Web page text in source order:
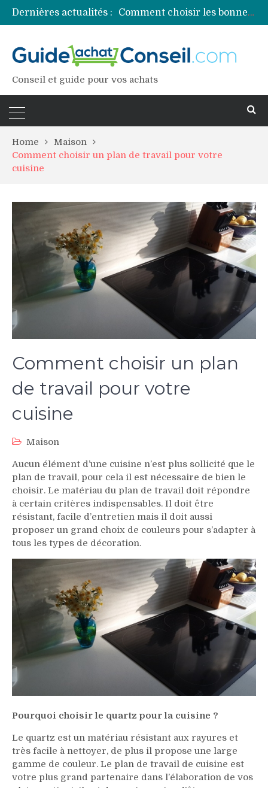
Dernières actualités :
Comment choisir les bonnes couleurs pour un projet tie and dye ?
Comment préparer sa piscine pour une période prolongée d’inutilisation ?
Conseil et guide pour vos achats
Home
Maison
Comment choisir un plan de travail pour votre
cuisine
Comment choisir un plan
de travail pour votre
cuisine
Maison
Aucun élément d’une cuisine n’est plus sollicité que le
plan de travail, pour cela il est nécessaire de bien le
choisir. Le matériau du plan de travail doit répondre
à certain critères indispensables. Il doit être
résistant, facile d’entretien mais il doit aussi
proposer un grand choix de couleurs pour s’adapter à
tous les types de décoration.
Pourquoi choisir le quartz pour la cuisine ?
Le quartz est un matériau résistant aux rayures et
très facile à nettoyer, de plus il propose une large
gamme de couleur. Le plan de travail de cuisine est
votre plus grand partenaire dans l’élaboration de vos